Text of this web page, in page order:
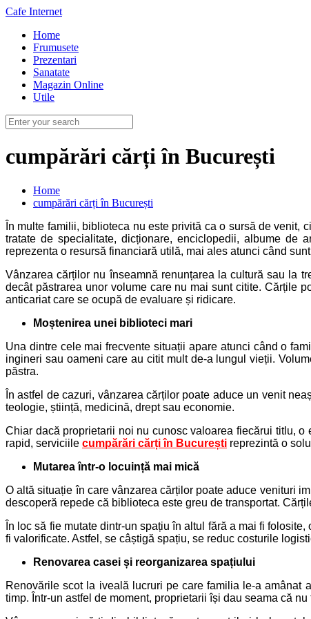
Cafe Internet
Home
Frumusete
Prezentari
Sanatate
Magazin Online
Utile
cumpărări cărți în București
Home
cumpărări cărți în București
În multe familii, biblioteca nu este privită ca o sursă de
tratate de specialitate, dicționare, enciclopedii, albume de
reprezenta o resursă financiară utilă, mai ales atunci când
Vânzarea cărților nu înseamnă renunțarea la cultură sau la
decât păstrarea unor volume care nu mai sunt citite. Cărțile
anticariat care se ocupă de evaluare și ridicare.
Moștenirea unei biblioteci mari
Una dintre cele mai frecvente situații apare atunci când o
ingineri sau oameni care au citit mult de-a lungul vieții.
păstra.
În astfel de cazuri, vânzarea cărților poate aduce un venit
teologie, știință, medicină, drept sau economie.
Chiar dacă proprietarii noi nu cunosc valoarea fiecărui titlu,
rapid, serviciile cumpărări cărți în București reprezintă o
Mutarea într-o locuință mai mică
O altă situație în care vânzarea cărților poate aduce venituri
descoperă repede că biblioteca este greu de transportat.
În loc să fie mutate dintr-un spațiu în altul fără a mai fi
fi valorificate. Astfel, se câștigă spațiu, se reduc costurile
Renovarea casei și reorganizarea spațiului
Renovările scot la iveală lucruri pe care familia le-a amânat
timp. Într-un astfel de moment, proprietarii își dau seama că